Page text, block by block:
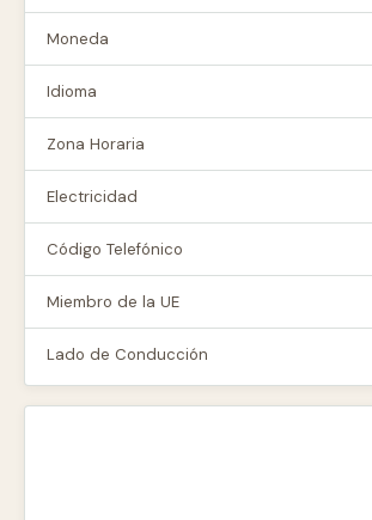
Moneda
Idioma
Zona Horaria
Electricidad
Código Telefónico
Miembro de la UE
Lado de Conducción